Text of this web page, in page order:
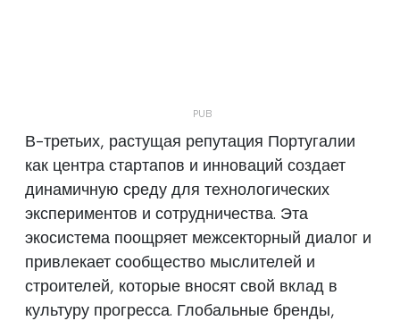
В-третьих, растущая репутация Португалии
как центра стартапов и инноваций создает
динамичную среду для технологических
экспериментов и сотрудничества. Эта
экосистема поощряет межсекторный диалог и
привлекает сообщество мыслителей и
строителей, которые вносят свой вклад в
культуру прогресса. Глобальные бренды,